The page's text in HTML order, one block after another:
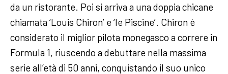
da un ristorante. Poi si arriva a una doppia chicane
chiamata ‘Louis Chiron’ e ‘le Piscine’. Chiron è
considerato il miglior pilota monegasco a correre in
Formula 1, riuscendo a debuttare nella massima
serie all’età di 50 anni, conquistando il suo unico